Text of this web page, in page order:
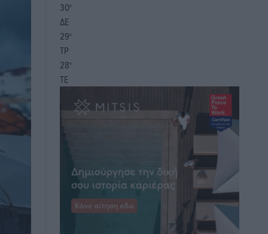
30°
ΔΕ
29°
ΤΡ
28°
ΤΕ